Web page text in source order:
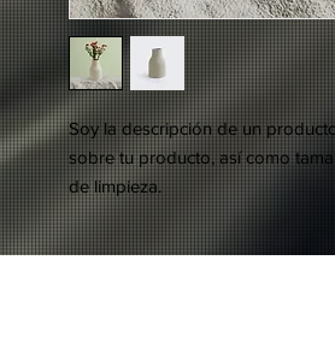
Soy la descripción de un
sobre tu producto, así como
de limpieza.